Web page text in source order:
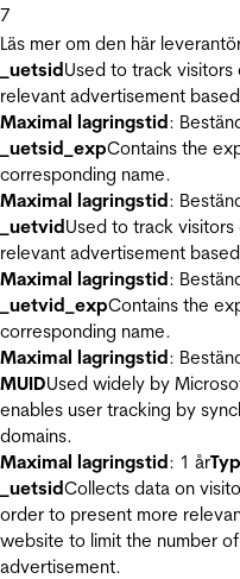
7
Läs mer om den här
_uetsidUsed to track
relevant advertisement
Maximal lagringstid:
_uetsid_expContains the
corresponding name.
Maximal lagringstid:
_uetvidUsed to track
relevant advertisement
Maximal lagringstid:
_uetvid_expContains the
corresponding name.
Maximal lagringstid:
MUIDUsed widely by
enables user tracking by
domains.
Maximal lagringstid: 1 årTyp
_uetsidCollects data on
order to present more
website to limit the number
advertisement.